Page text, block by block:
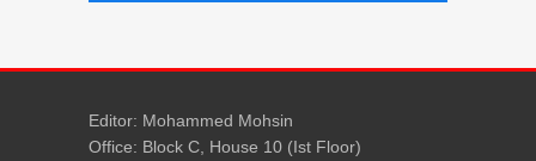
Editor: Mohammed Mohsin
Office: Block C, House 10 (Ist Floor)